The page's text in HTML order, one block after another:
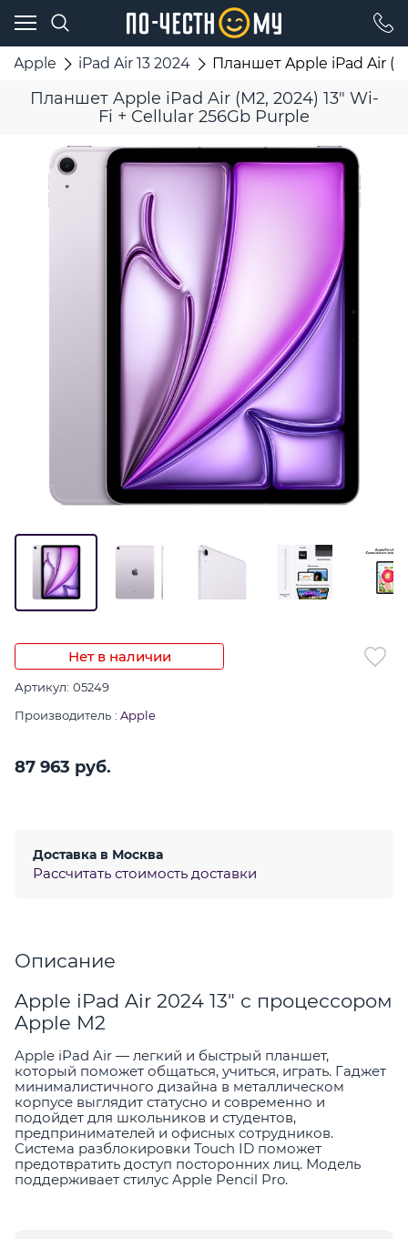
Apple iPad Air 13 2024 Планшет Apple iPad Air
Планшет Apple iPad Air (M2, 2024) 13" Wi-
Fi + Cellular 256Gb Purple
Нет в наличии
Артикул: 05249
Производитель : Apple
87 963 руб.
Доставка в Москва
Рассчитать стоимость доставки
Описание
Apple iPad Air 2024 13" с процессором
Apple M2
Apple iPad Air — легкий и быстрый планшет,
который поможет общаться, учиться, играть. Гаджет
минималистичного дизайна в металлическом
корпусе выглядит статусно и современно и
подойдет для школьников и студентов,
предпринимателей и офисных сотрудников.
Система разблокировки Touch ID поможет
предотвратить доступ посторонних лиц. Модель
поддерживает стилус Apple Pencil Pro.